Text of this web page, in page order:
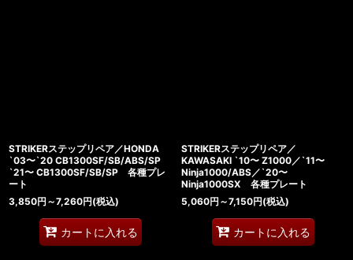
STRIKERステップリペア／HONDA
`03〜`20 CB1300SF/SB/ABS/SP
`21〜 CB1300SF/SB/SP 各種プレ
ート
3,850円 ～7,260円(税込)
カートに入れる
STRIKERステップリペア／
KAWASAKI `10〜 Z1000／`11〜
Ninja1000/ABS／`20〜
Ninja1000SX 各種プレート
5,060円 ～7,150円(税込)
カートに入れる